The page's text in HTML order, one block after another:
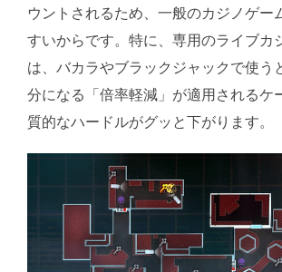
ウントされるため、一般のカジノゲー
すいからです。特に、専用のライブカ
は、バカラやブラックジャックで使う
分になる「倍率軽減」が適用されるケ
質的なハードルがグッと下がります。